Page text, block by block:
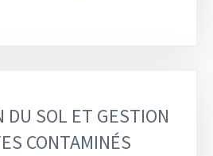
DU SOL ET GESTION
CONTAMINÉS